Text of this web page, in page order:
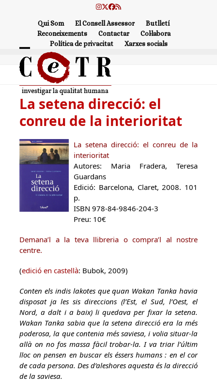
Instagram
Twitter
Facebook
RSS
Qui Som El Consell Assessor
Butlletí
Reconeixements
Contactar
Col·labora
Política de privacitat
Xarxes socials
Open
mobile
menu
Close
mobile
menu
La setena direcció: el
conreu de la interioritat
La setena direcció: el conreu de la
interioritat
Autores: Maria Fradera, Teresa
Guardans
Edició: Barcelona, Claret, 2008. 101
p.
ISBN 978-84-9846-204-3
Preu: 10€
Demana’l a la teva llibreria o compra’l al nostre
centre.
(edició en castellà: Bubok, 2009)
Conten els indis lakotes que quan Wakan Tanka havia
disposat ja les sis direccions (l’Est, el Sud, l’Oest, el
Nord, a dalt i a baix) li quedava per fixar la setena.
Wakan Tanka sabia que la setena direcció era la més
poderosa, la que contenia més saviesa, i volia situar-la
allà on no fos massa fàcil trobar-la. I va triar l’últim
lloc on pensen en buscar els éssers humans : en el cor
de cada persona. Des d’aleshores aquesta és la direcció
de la saviesa.